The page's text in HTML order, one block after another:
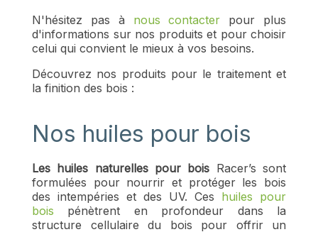
N'hésitez pas à nous contacter pour plus
d'informations sur nos produits et pour choisir
celui qui convient le mieux à vos besoins.
Découvrez nos produits pour le traitement et
la finition des bois :
Nos huiles pour bois
Les huiles naturelles pour bois Racer’s sont
formulées pour nourrir et protéger les bois
des intempéries et des UV. Ces huiles pour
bois pénètrent en profondeur dans la
structure cellulaire du bois pour offrir un